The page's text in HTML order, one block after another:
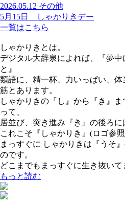
2026.05.12 その他
5月15日 しゃかりきデー
一覧はこちら
しゃかりきとは。
デジタル大辞泉によれば、『夢
と』
類語に、精一杯、力いっぱい、
筋とあります。
しゃかりきの『し』から『き』
って、
居並び、突き進み『き』の後ろに
これこそ『しゃかりき』(ロゴ参
まっすぐに しゃかりきは『うそ
のです。
どこまでもまっすぐに生き抜いて
もっと読む